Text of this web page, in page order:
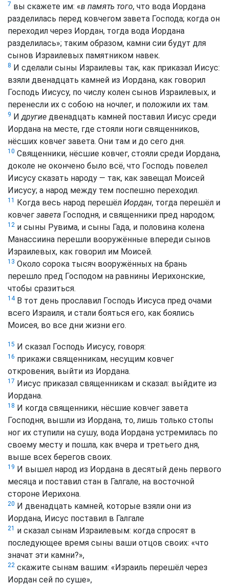
7 вы скажете им: «в память того, что вода Иордана
разделилась перед ковчегом завета Господа; когда он
переходил через Иордан, тогда вода Иордана
разделилась»; таким образом, камни сии будут для
сынов Израилевых памятником навек.
8 И сделали сыны Израилевы так, как приказал Иисус:
взяли двенадцать камней из Иордана, как говорил
Господь Иисусу, по числу колен сынов Израилевых, и
перенесли их с собою на ночлег, и положили их там.
9 Идругие двенадцать камней поставил Иисус среди
Иордана на месте, где стояли ноги священников,
нёсших ковчег завета. Они там и до сего дня.
10 Священники, нёсшие ковчег, стояли среди Иордана,
доколе не окончено было всё, что Господь повелел
Иисусу сказать народу — так, как завещал Моисей
Иисусу; а народ между тем поспешно переходил.
11 Когда весь народ перешёл Иордан, тогда перешёл и
ковчег завета Господня, и священники пред народом;
12 и сыны Рувима, и сыны Гада, и половина колена
Манассиина перешли вооружённые впереди сынов
Израилевых, как говорил им Моисей.
13 Около сорока тысяч вооружённых на брань
перешло пред Господом на равнины Иерихонские,
чтобы сразиться.
14В тот день прославил Господь Иисуса пред очами
всего Израиля, и стали бояться его, как боялись
Моисея, во все дни жизни его.
15 И сказал Господь Иисусу, говоря:
16 прикажи священникам, несущим ковчег
откровения, выйти из Иордана.
17 Иисус приказал священникам и сказал: выйдите из
Иордана.
18 И когда священники, нёсшие ковчег завета
Господня, вышли из Иордана, то, лишь только стопы
ног их ступили на сушу, вода Иордана устремилась по
своему месту и пошла, как вчера и третьего дня,
выше всех берегов своих.
19 И вышел народ из Иордана в десятый день первого
месяца и поставил стан в Галгале, на восточной
стороне Иерихона.
20 И двенадцать камней, которые взяли они из
Иордана, Иисус поставил в Галгале
21 и сказал сынам Израилевым: когда спросят в
последующее время сыны ваши отцов своих: «что
значат эти камни?»,
22 скажите сынам вашим: «Израиль перешёл через
Иордан сей по суше»,